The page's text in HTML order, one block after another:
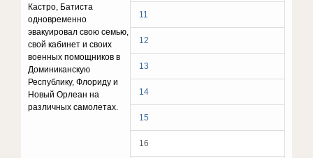
11
12
13
14
15
16
Кастро, Батиста
одновременно
эвакуировал свою семью,
свой кабинет и своих
военных помощников в
Доминиканскую
Республику, Флориду и
Новый Орлеан на
различных самолетах.